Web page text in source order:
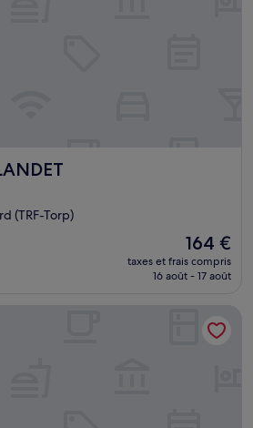
(TRF-Torp)
Le
nouveau
prix
164 €
164 €
taxes et frais compris
16 août - 17 août